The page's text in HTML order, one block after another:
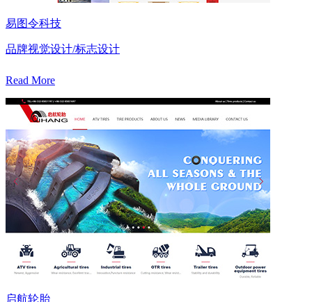
易图令科技
品牌视觉设计/标志设计
Read More
启航轮胎